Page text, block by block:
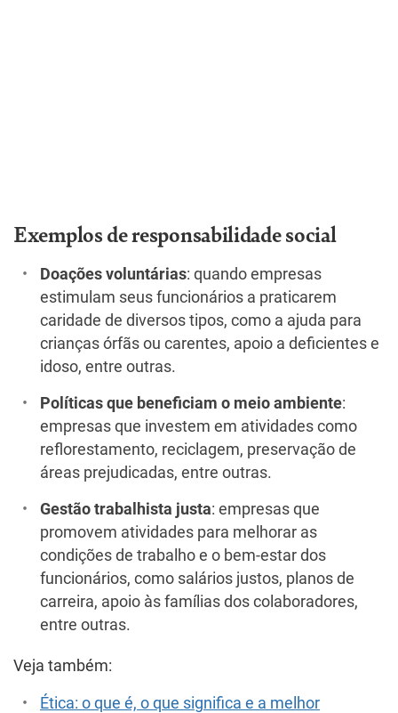
Exemplos de responsabilidade social
Doações voluntárias: quando empresas
estimulam seus funcionários a praticarem
caridade de diversos tipos, como a ajuda para
crianças órfãs ou carentes, apoio a deficientes e
idoso, entre outras.
Políticas que beneficiam o meio ambiente:
empresas que investem em atividades como
reflorestamento, reciclagem, preservação de
áreas prejudicadas, entre outras.
Gestão trabalhista justa: empresas que
promovem atividades para melhorar as
condições de trabalho e o bem-estar dos
funcionários, como salários justos, planos de
carreira, apoio às famílias dos colaboradores,
entre outras.
Veja também:
Ética: o que é, o que significa e a melhor